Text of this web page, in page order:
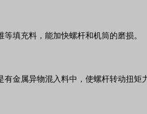
填充料，能加快螺杆和机筒的磨损。
有金属异物混入料中，使螺杆转动扭